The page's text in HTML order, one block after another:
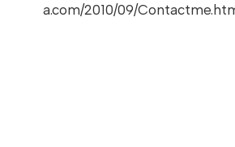
a.com/2010/09/